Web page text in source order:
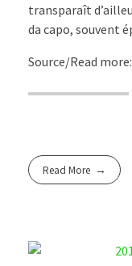
transparaît
da capo, souvent
Source/Read
Read More